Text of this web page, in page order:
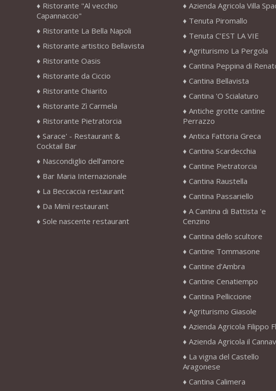
Ristorante "Al vecchio
Capannaccio"
Ristorante La Bella Napoli
Ristorante artistico Bellavista
Ristorante Oasis
Ristorante da Ciccio
Ristorante Chiarito
Ristorante Zì Carmela
Ristorante Pietratorcia
Sarace' - Restaurant &
Cocktail Bar
Nascondiglio dell’amore
Bar Maria Internazionale
La Beccaccia restaurant
Da Mimì restaurant
Sole nascente restaurant
Azienda Agricola Villa
Tenuta Piromallo
Tenuta C’EST LA VIE
Agriturismo La Pergola
Cantina Peppina di
Cantina Bellavista
Cantina 'O Scialaturo
Antiche grotte cantine
Perrazzo
Antica Fattoria Greca
Cantina Scardecchia
Cantine Pietratorcia
Cantina Raustella
Cantina Passariello
A Cantina di Battista 'e
Cenzino
Cantina dello scultore
Cantine Tommasone
Cantine d’Ambra
Cantine Cenatiempo
Cantina Pelliccione
Agriturismo Giasole
Azienda Agricola Filippo
Azienda Agricola il
La vigna del Castello
Aragonese
Cantina Calimera